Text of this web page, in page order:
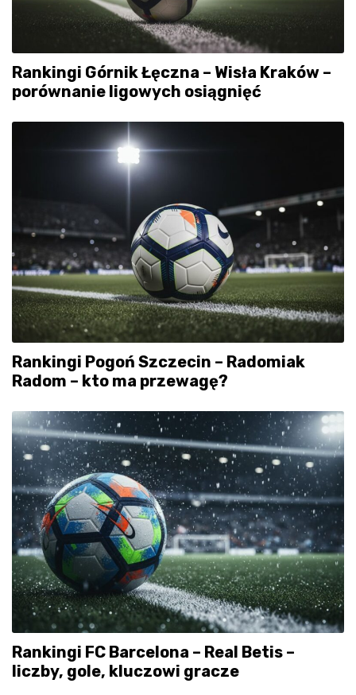
Rankingi Górnik Łęczna – Wisła Kraków –
porównanie ligowych osiągnięć
Rankingi Pogoń Szczecin – Radomiak
Radom – kto ma przewagę?
Rankingi FC Barcelona – Real Betis –
liczby, gole, kluczowi gracze